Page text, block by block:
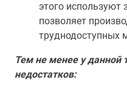
этого используют
позволяет
труднодоступных
Тем не менее у данной
недостатков: